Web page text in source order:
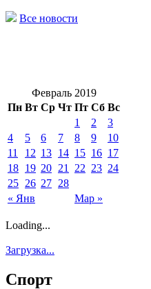
Все новости
Февраль 2019
Пн Вт Ср Чт Пт Сб Вс
« Янв Мар »
1 2
3
4
5 6 7 8 9
10
11
12 13 14 15 16 17
18 19 20 21 22 23 24
25 26 27 28
Loading...
Загрузка...
Спорт